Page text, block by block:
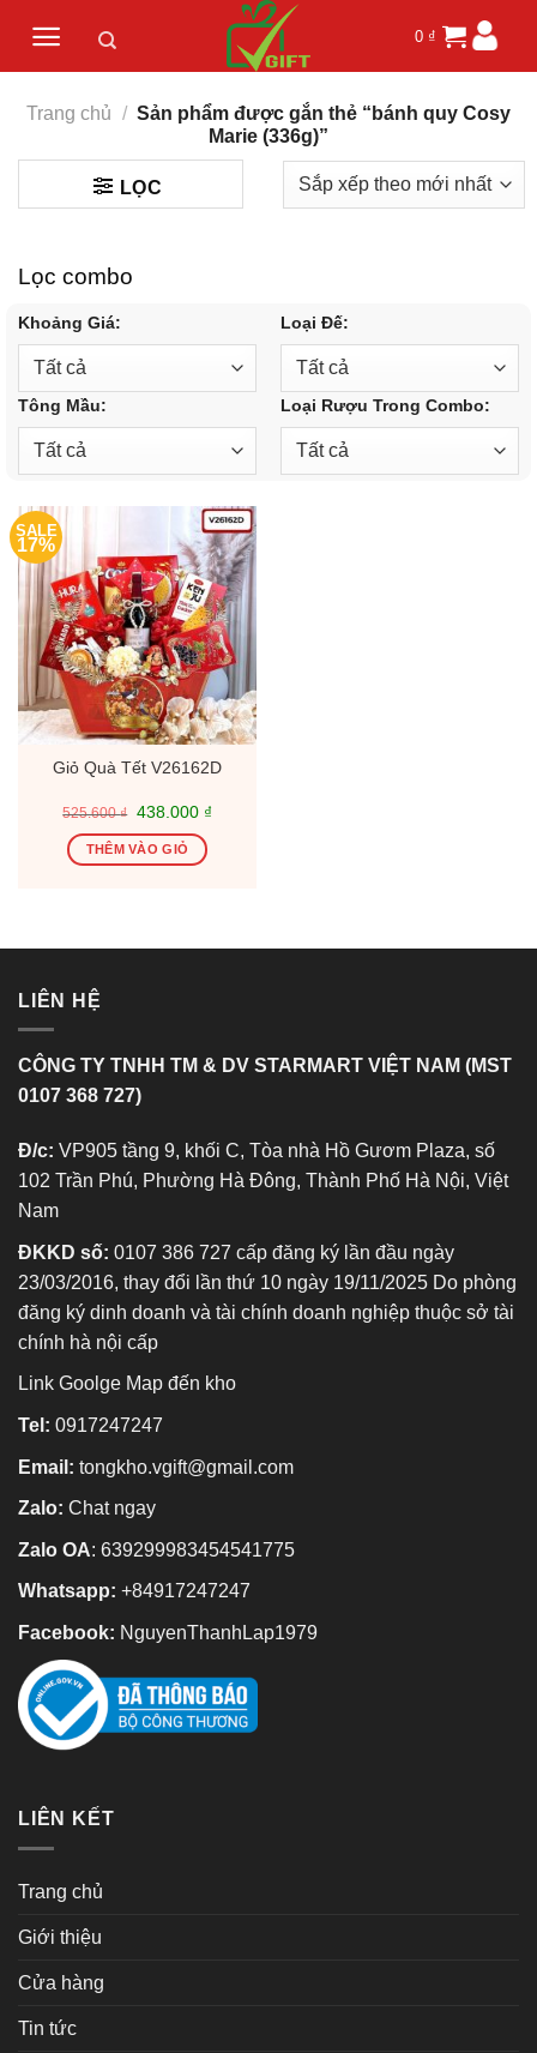
content
0 ₫
Trang chủ / Sản phẩm được gắn thẻ “bánh quy Cosy
Marie (336g)”
LỌC
Lọc combo
Khoảng Giá: Loại Đế:
Tông Mầu: Loại Rượu Trong Combo:
SALE
17%
Giỏ Quà Tết V26162D
525.600₫
Giá
là:
525.600 ₫.
438.000 ₫Giá
THÊM VÀO GIỎ
LIÊN HỆ
CÔNG TY TNHH TM & DV STARMART VIỆT NAM (MST
0107 368 727)
Đ/c: VP905 tầng 9, khối C, Tòa nhà Hồ Gươm Plaza, số
102 Trần Phú, Phường Hà Đông, Thành Phố Hà Nội, Việt
Nam
ĐKKD số: 0107 386 727 cấp đăng ký lần đầu ngày
23/03/2016, thay đổi lần thứ 10 ngày 19/11/2025 Do phòng
đăng ký dinh doanh và tài chính doanh nghiệp thuộc sở tài
chính hà nội cấp
Link Goolge Map đến kho
Tel: 0917247247
Email: tongkho.vgift@gmail.com
Zalo: Chat ngay
Zalo OA: 639299983454541775
Whatsapp: +84917247247
Facebook: NguyenThanhLap1979
LIÊN KẾT
Trang chủ
Giới thiệu
Cửa hàng
Tin tức